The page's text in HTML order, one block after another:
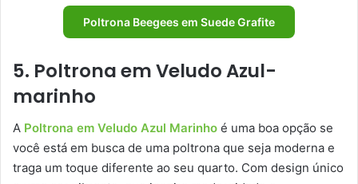
Poltrona Beegees em Suede Grafite
5. Poltrona em Veludo Azul-
marinho
A Poltrona em Veludo Azul Marinho é uma boa opção se
você está em busca de uma poltrona que seja moderna e
traga um toque diferente ao seu quarto. Com design único